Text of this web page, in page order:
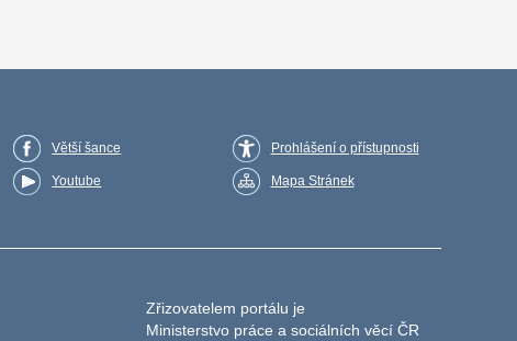
Větší šance
Youtube
Prohlášení o přístupnosti
Mapa Stránek
Zřizovatelem portálu je
Ministerstvo práce a sociálních věcí ČR